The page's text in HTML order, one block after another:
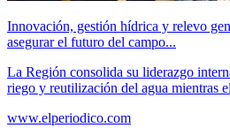
Innovación, gestión hídrica y relevo
asegurar el futuro del campo...
La Región consolida su liderazgo
riego y reutilización del agua mientras
www.elperiodico.com